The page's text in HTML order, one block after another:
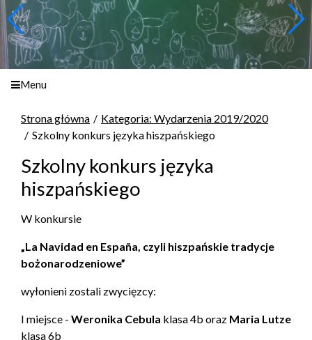
Menu
Strona główna
Kategoria: Wydarzenia 2019/2020
Szkolny konkurs języka hiszpańskiego
Szkolny konkurs języka
hiszpańskiego
W konkursie
„La Navidad en España, czyli hiszpańskie tradycje
bożonarodzeniowe”
wyłonieni zostali zwycięzcy:
I miejsce - Weronika Cebula klasa 4b oraz Maria Lutze
klasa 6b